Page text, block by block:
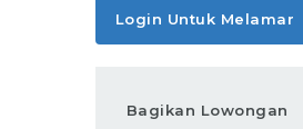
Login Untuk Melamar
Bagikan Lowongan